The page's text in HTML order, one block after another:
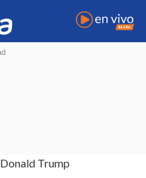
Donald Trump